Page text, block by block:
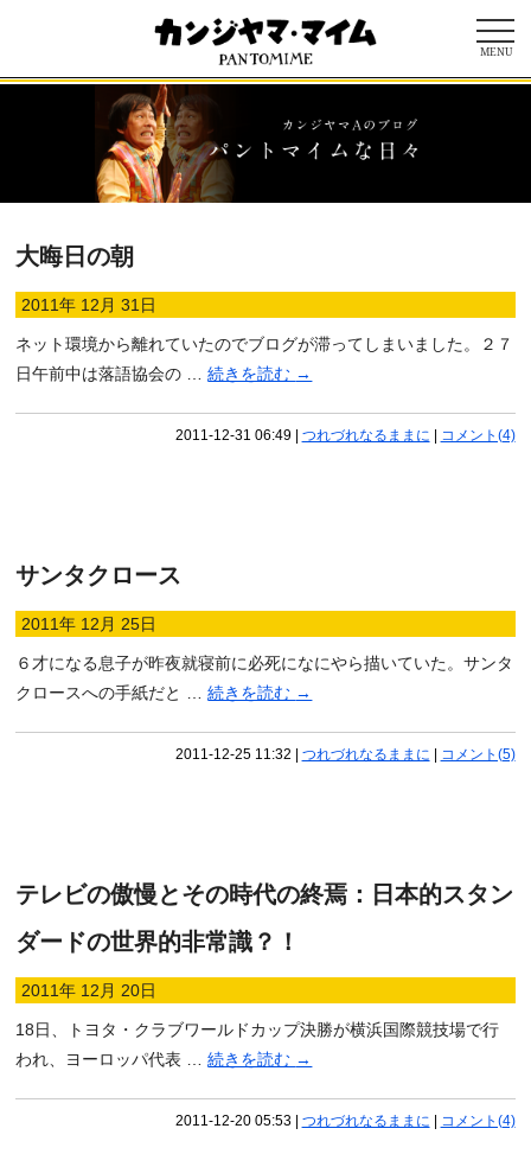
MENU
大晦日の朝
2011年 12月 31日
ネット環境から離れていたのでブログが滞ってしまいました。２７
日午前中は落語協会の …続きを読む →
2011-12-31 06:49 つれづれなるままに コメント(4)
サンタクロース
2011年 12月 25日
６才になる息子が昨夜就寝前に必死になにやら描いていた。サンタ
クロースへの手紙だと …続きを読む →
2011-12-25 11:32 つれづれなるままに コメント(5)
テレビの傲慢とその時代の終焉：日本的スタン
ダードの世界的非常識？！
2011年 12月 20日
18日、トヨタ・クラブワールドカップ決勝が横浜国際競技場で行
われ、ヨーロッパ代表 …続きを読む →
2011-12-20 05:53 つれづれなるままに コメント(4)